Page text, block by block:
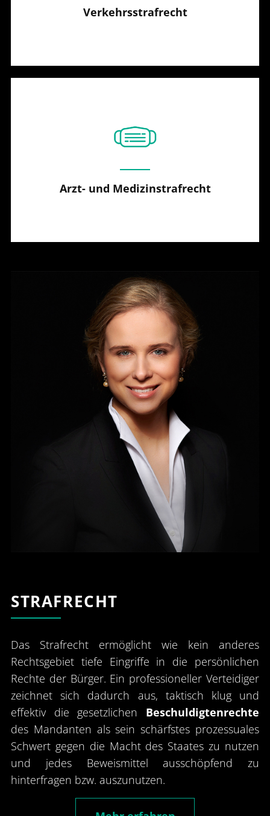
Verkehrsstrafrecht
Arzt- und Medizinstrafrecht
STRAFRECHT
Das Strafrecht ermöglicht wie kein anderes
Rechtsgebiet tiefe Eingriffe in die persönlichen
Rechte der Bürger. Ein professioneller Verteidiger
zeichnet sich dadurch aus, taktisch klug und
effektiv die gesetzlichen Beschuldigtenrechte
des Mandanten als sein schärfstes prozessuales
Schwert gegen die Macht des Staates zu nutzen
und jedes Beweismittel ausschöpfend zu
hinterfragen bzw. auszunutzen.